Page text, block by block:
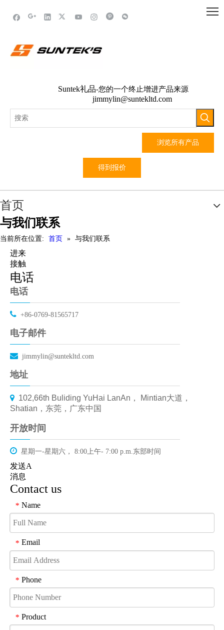
Suntek礼品-您的一个终止增进产品来源
jimmylin@suntekltd.com
浏览所有产品
得到报价
首页
与我们联系
当前所在位置: 首页 » 与我们联系
进来
接触
电话
电话
 +86-0769-81565717
电子邮件
 jimmylin@suntekltd.com
地址
 102,66th Buliding YuHai LanAn， Mintian大道，
Shatian，东莞，广东中国
开放时间
 星期一-星期六， 8:00上午- 7:00 p.m.东部时间
发送A
消息
Contact us
* Name
* Email
* Phone
* Product